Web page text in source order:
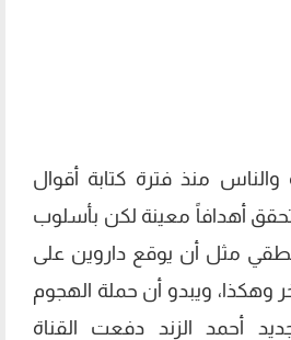
والناس منذ فترة كتابة أقوال
أهدافاً معينة لكن بأسلوب
مثل أن يوقع داروين‬ على
وهكذا، ويبدو أن حملة الهجوم
أحمد الزند دفعت القناة